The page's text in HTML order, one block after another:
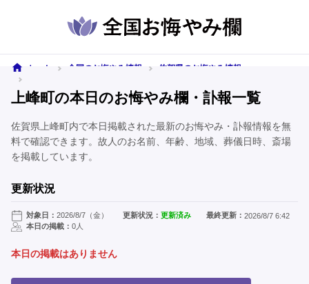
ホーム 全国のお悔やみ情報
佐賀県のお悔やみ情報
上峰町の本日のお悔やみ欄・訃報一覧
佐賀県上峰町内で本日掲載された最新のお悔やみ・訃報情報を無
料で確認できます。故人のお名前、年齢、地域、葬儀日時、斎場
を掲載しています。
更新状況
対象日： 2026/8/7（金） 更新状況：更新済み 最終更新： 2026/8/7 6:42
本日の掲載： 0人
本日の掲載はありません